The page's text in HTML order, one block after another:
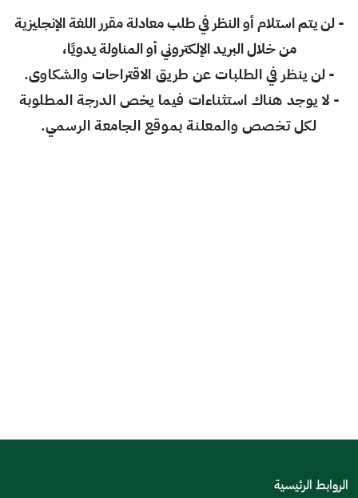
- لن يتم استلام أو النظر في طلب معادلة مقرر اللغة الإنجليزية
من خلال البريد الإلكتروني أو المناولة يدويًا،
- لنينظر في الطلبات عن طريق الاقتراحات والشكاوى.
- لا يوجد هناك استثناءات فيما يخص الدرجة المطلوبة
لكل تخصص والمعلنة بموقع الجامعة الرسمي.
الروابط الرئيسية